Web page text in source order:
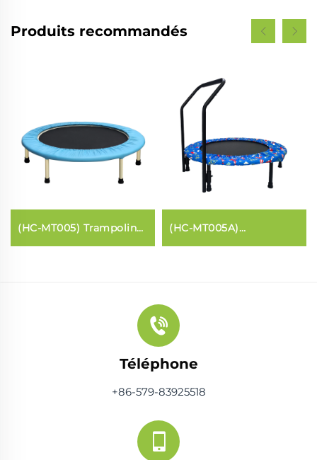
Produits recommandés
(HC-MT005) Trampoline
à ceinture élastique
(HC-MT005A)
Trampoline pour enfants
Téléphone
+86-579-83925518